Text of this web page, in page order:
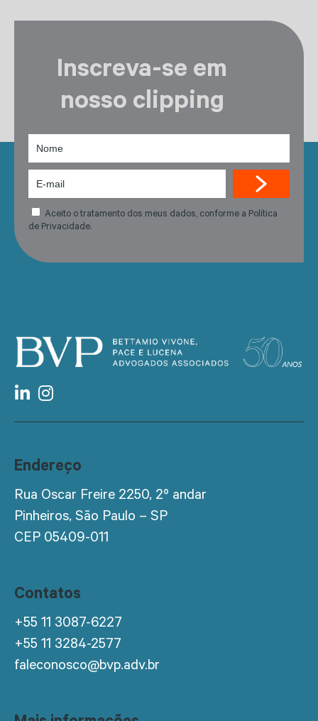
Inscreva-se em
nosso clipping
Aceito o tratamento dos meus dados, conforme a Política
de Privacidade.
Endereço
Rua Oscar Freire 2250, 2º andar
Pinheiros, São Paulo – SP
CEP 05409-011
Contatos
+55 11 3087-6227
+55 11 3284-2577
faleconosco@bvp.adv.br